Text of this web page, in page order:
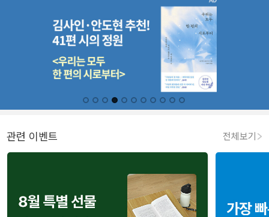
관련 이벤트 전체보기